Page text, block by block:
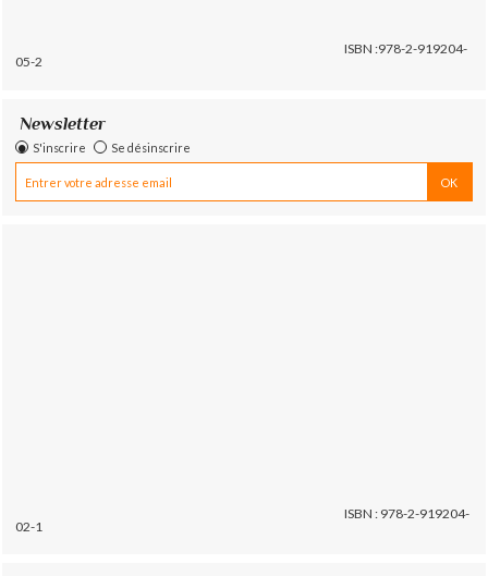
ISBN :978-2-919204-
05-2
Newsletter
S'inscrire Se désinscrire
ISBN : 978-2-919204-
02-1